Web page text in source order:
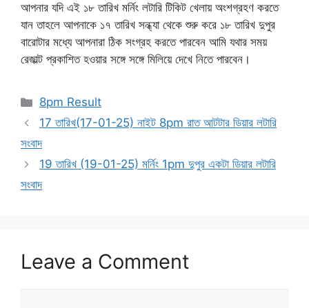
আপনার যদি এই ১৮ তারিখ মর্নিং লটারি টিকিট খেলায় অংশগ্রহণ করতে
যান তাহলে আপনাকে ১৭ তারিখ সন্ধ্যা থেকে শুরু করে ১৮ তারিখ দুপুর
বারোটার মধ্যে আপনারা ঠিক সংগ্রহ করতে পারবেন আমি যথার সময়
রেজাল্ট প্রকাশিত হওয়ার সঙ্গে সঙ্গে মিলিয়ে দেখে নিতে পারবেন।
Categories
8pm Result
17 তারিখ(17-01-25) নাইট 8pm রাত আটটার ডিয়ার লটারি
সংবাদ
19 তারিখ (19-01-25) মর্নিং 1pm দুপুর একটা ডিয়ার লটারি
সংবাদ
Leave a Comment